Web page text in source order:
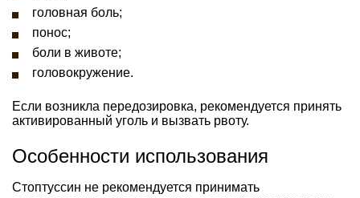
головная боль;
понос;
боли в животе;
головокружение.
Если возникла передозировка, рекомендуется принять
активированный уголь и вызвать рвоту.
Особенности использования
Стоптуссин не рекомендуется принимать